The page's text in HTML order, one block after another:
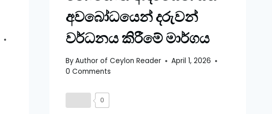
අවබෝධයෙන් දරුවන්
වර්ධනය කිරීමේ මාර්ගය
ByAuthor of Ceylon Reader
April 1, 2026
0 Comments
0